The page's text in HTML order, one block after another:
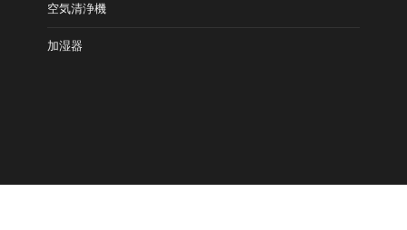
空気清浄機
加湿器